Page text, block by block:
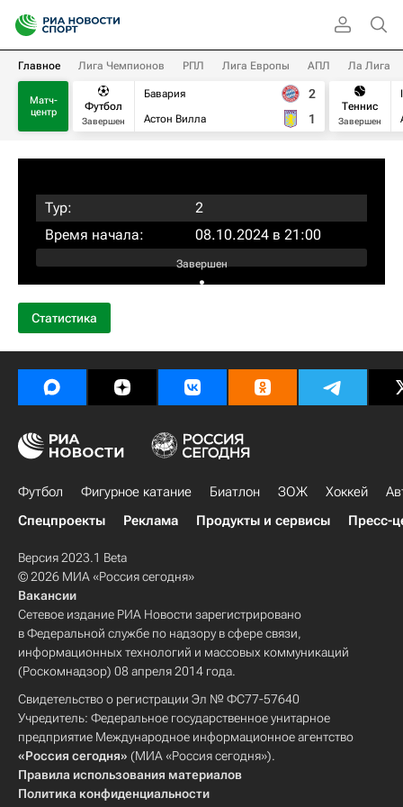
Главное Лига Чемпионов РПЛ Лига Европы АПЛ Ла Лига
Матч-
центр
Футбол
Завершен
Бавария
Астон Вилла
2
1
Теннис
Завершен
Тур:
2
Время начала:
08.10.2024 в 21:00
Завершен
:
Статистика
Футбол Фигурное катание Биатлон ЗОЖ Хоккей
Спецпроекты
Реклама Продукты и сервисы Пресс-
Версия 2023.1 Beta
© 2026 МИА «Россия сегодня»
Вакансии
Сетевое издание РИА Новости зарегистрировано
в Федеральной службе по надзору в сфере связи,
информационных технологий и массовых коммуникаций
(Роскомнадзор) 08 апреля 2014 года.
Свидетельство о регистрации Эл № ФС77-57640
Учредитель: Федеральное государственное унитарное
предприятие Международное информационное агентство
«Россия сегодня» (МИА «Россия сегодня»).
Правила использования материалов
Политика конфиденциальности